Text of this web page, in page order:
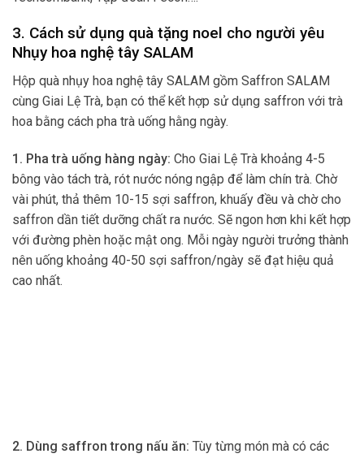
3. Cách sử dụng quà tặng noel cho người yêu
Nhụy hoa nghệ tây SALAM
Hộp quà nhụy hoa nghệ tây SALAM gồm Saffron SALAM
cùng Giai Lệ Trà, bạn có thể kết hợp sử dụng saffron với trà
hoa bằng cách pha trà uống hằng ngày.
1. Pha trà uống hàng ngày: Cho Giai Lệ Trà khoảng 4-5
bông vào tách trà, rót nước nóng ngập để làm chín trà. Chờ
vài phút, thả thêm 10-15 sợi saffron, khuấy đều và chờ cho
saffron dần tiết dưỡng chất ra nước. Sẽ ngon hơn khi kết hợp
với đường phèn hoặc mật ong. Mỗi ngày người trưởng thành
nên uống khoảng 40-50 sợi saffron/ngày sẽ đạt hiệu quả
cao nhất.
2. Dùng saffron trong nấu ăn: Tùy từng món mà có các